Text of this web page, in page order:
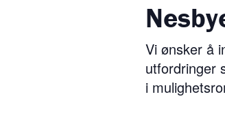
Vi ønsker å
utfordringer
i